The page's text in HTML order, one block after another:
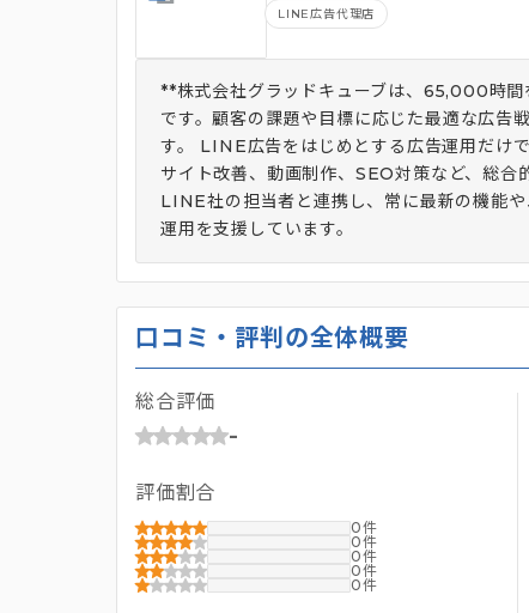
LINE広告代理店
**株式会社グラッドキューブは、65,000時
です。顧客の課題や目標に応じた最適な広告
す。 LINE広告をはじめとする広告運用だけ
サイト改善、動画制作、SEO対策など、総合
LINE社の担当者と連携し、常に最新の機能
運用を支援しています。
口コミ・評判の全体概要
総合評価
-
評価割合
0
0
0
0
0